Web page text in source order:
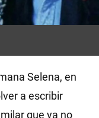
Selena, en
a escribir
que ya no